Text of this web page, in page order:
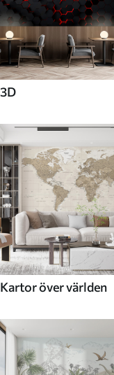
3D
Kartor över världen